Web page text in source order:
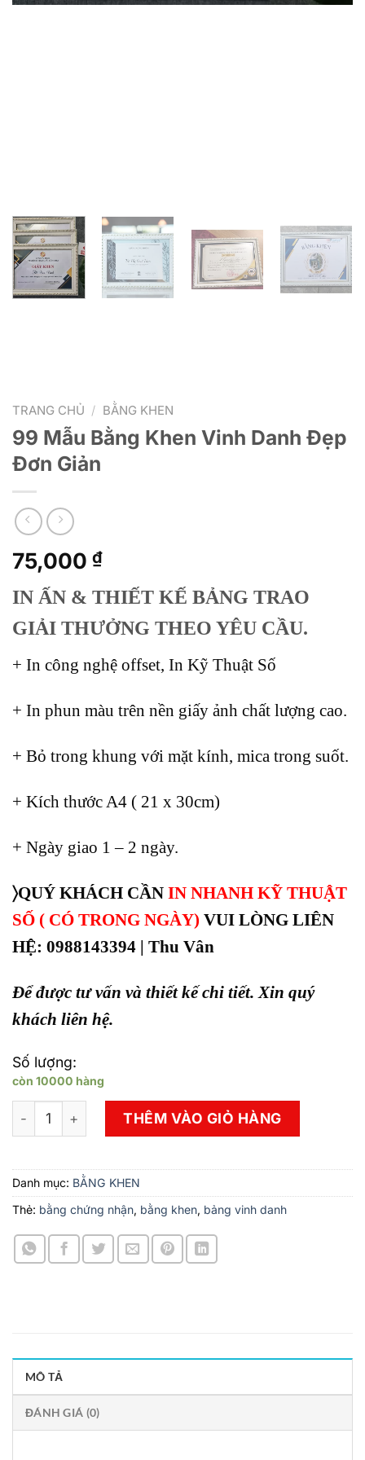
TRANG CHỦ / BẰNG KHEN
99 Mẫu Bằng Khen Vinh Danh Đẹp
Đơn Giản
75,000 ₫
IN ẤN & THIẾT KẾ BẢNG TRAO
GIẢI THƯỞNG THEO YÊU CẦU.
+ In công nghệ offset, In Kỹ Thuật Số
+ In phun màu trên nền giấy ảnh chất lượng cao.
+ Bỏ trong khung với mặt kính, mica trong suốt.
+ Kích thước A4 ( 21 x 30cm)
+ Ngày giao 1 – 2 ngày.
〉QUÝ KHÁCH CẦN IN NHANH KỸ THUẬT
SỐ ( CÓ TRONG NGÀY) VUI LÒNG LIÊN
HỆ: 0988143394 | Thu Vân
Để được tư vấn và thiết kế chi tiết. Xin quý
khách liên hệ.
Số lượng:
còn 10000 hàng
99 Mẫu Bằng Khen Vinh Danh Đẹp Đơn Giản số lượng
THÊM VÀO GIỎ HÀNG
Danh mục: BẰNG KHEN
Thẻ: bằng chứng nhận, bằng khen, bảng vinh danh
MÔ TẢ
ĐÁNH GIÁ (0)